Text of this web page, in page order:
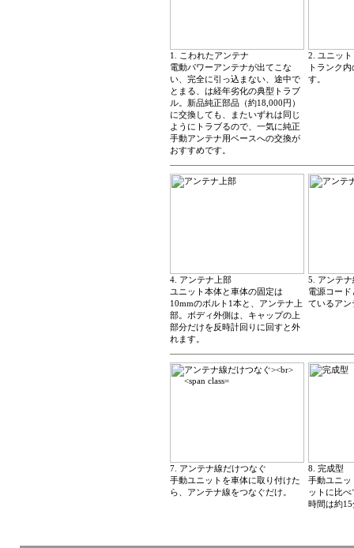
1. こわれたアンテナ
電動パワーアンテナが出てこな
い、完全に引っ込まない、途中で
とまる、は経年劣化の典型トラブ
ル。新品純正部品（約18,000円）
に交換しても、またいずれは同じ
ようにトラブるので、一気に純正
手動アンテナ用ベースへの交換が
おすすめです。
2. ユニット
トランク
す。
4. アンテナ上部
ユニット本体と車体の固定は
10mmのボルト1本と、アンテナ上
部。ボディ外側は、キャップの上
部分だけを反時計回りに回すと外
れます。
5. アンテ
電源コー
ているアン
7. アンテナ線だけつなぐ
手動ユニットを車体に取り付けた
ら、アンテナ線をつなぐだけ。
8. 完成型
手動ユニッ
ットに比
時間は約